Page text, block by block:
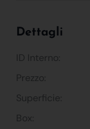
Dettagli
ID Interno:
Prezzo:
Superficie:
Box: